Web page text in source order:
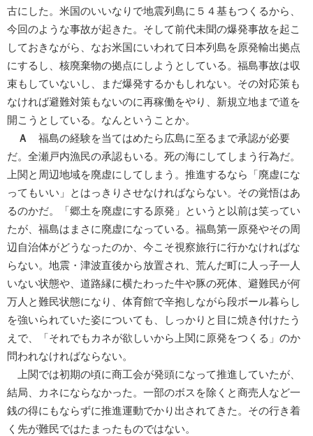
古にした。米国のいいなりで地震列島に５４基もつくるから、
今回のような事故が起きた。そして前代未聞の爆発事故を起こ
しておきながら、なお米国にいわれて日本列島を原発輸出拠点
にするし、核廃棄物の拠点にしようとしている。福島事故は収
束もしていないし、まだ爆発するかもしれない。その対応策も
なければ避難対策もないのに再稼働をやり、新規立地まで道を
開こうとしている。なんということか。
Ａ
福島の経験を当てはめたら広島に至るまで承認が必要
だ。全瀬戸内漁民の承認もいる。死の海にしてしまう行為だ。
上関と周辺地域を廃虚にしてしまう。推進するなら「廃虚にな
ってもいい」とはっきりさせなければならない。その覚悟はあ
るのかだ。「郷土を廃虚にする原発」というと以前は笑ってい
たが、福島はまさに廃虚になっている。福島第一原発やその周
辺自治体がどうなったのか、今こそ視察旅行に行かなければな
らない。地震・津波直後から放置され、荒んだ町に人っ子一人
いない状態や、道路縁に横たわった牛や豚の死体、避難民が何
万人と難民状態になり、体育館で辛抱しながら段ボール暮らし
を強いられていた姿についても、しっかりと目に焼き付けたう
えで、「それでもカネが欲しいから上関に原発をつくる」のか
問われなければならない。
上関では初期の頃に商工会が発頭になって推進していたが、
結局、カネにならなかった。一部のボスを除くと商売人など一
銭の得にもならずに推進運動でかり出されてきた。その行き着
く先が難民ではたまったものではない。